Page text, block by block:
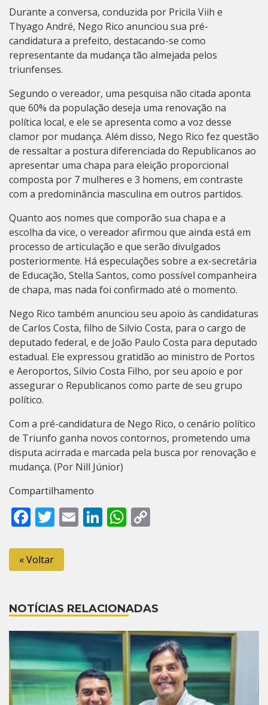
Durante a conversa, conduzida por Pricila Viih e
Thyago André, Nego Rico anunciou sua pré-
candidatura a prefeito, destacando-se como
representante da mudança tão almejada pelos
triunfenses.
Segundo o vereador, uma pesquisa não citada aponta
que 60% da população deseja uma renovação na
política local, e ele se apresenta como a voz desse
clamor por mudança. Além disso, Nego Rico fez questão
de ressaltar a postura diferenciada do Republicanos ao
apresentar uma chapa para eleição proporcional
composta por 7 mulheres e 3 homens, em contraste
com a predominância masculina em outros partidos.
Quanto aos nomes que comporão sua chapa e a
escolha da vice, o vereador afirmou que ainda está em
processo de articulação e que serão divulgados
posteriormente. Há especulações sobre a ex-secretária
de Educação, Stella Santos, como possível companheira
de chapa, mas nada foi confirmado até o momento.
Nego Rico também anunciou seu apoio às candidaturas
de Carlos Costa, filho de Silvio Costa, para o cargo de
deputado federal, e de João Paulo Costa para deputado
estadual. Ele expressou gratidão ao ministro de Portos
e Aeroportos, Silvio Costa Filho, por seu apoio e por
assegurar o Republicanos como parte de seu grupo
político.
Com a pré-candidatura de Nego Rico, o cenário político
de Triunfo ganha novos contornos, prometendo uma
disputa acirrada e marcada pela busca por renovação e
mudança. (Por Nill Júnior)
Compartilhamento
Facebook
Twitter
EmailLinkedIn
WhatsApp
« Voltar
NOTÍCIAS RELACIONADAS